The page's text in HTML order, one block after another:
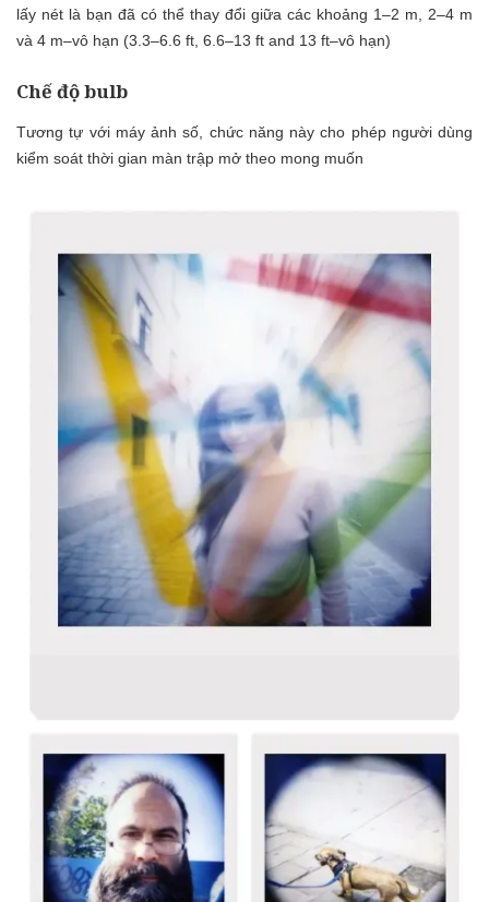
lấy nét là bạn đã có thể thay đổi giữa các khoảng 1–2 m, 2–4 m
và 4 m–vô hạn (3.3–6.6 ft, 6.6–13 ft and 13 ft–vô hạn)
Chế độ bulb
Tương tự với máy ảnh số, chức năng này cho phép người dùng
kiểm soát thời gian màn trập mở theo mong muốn